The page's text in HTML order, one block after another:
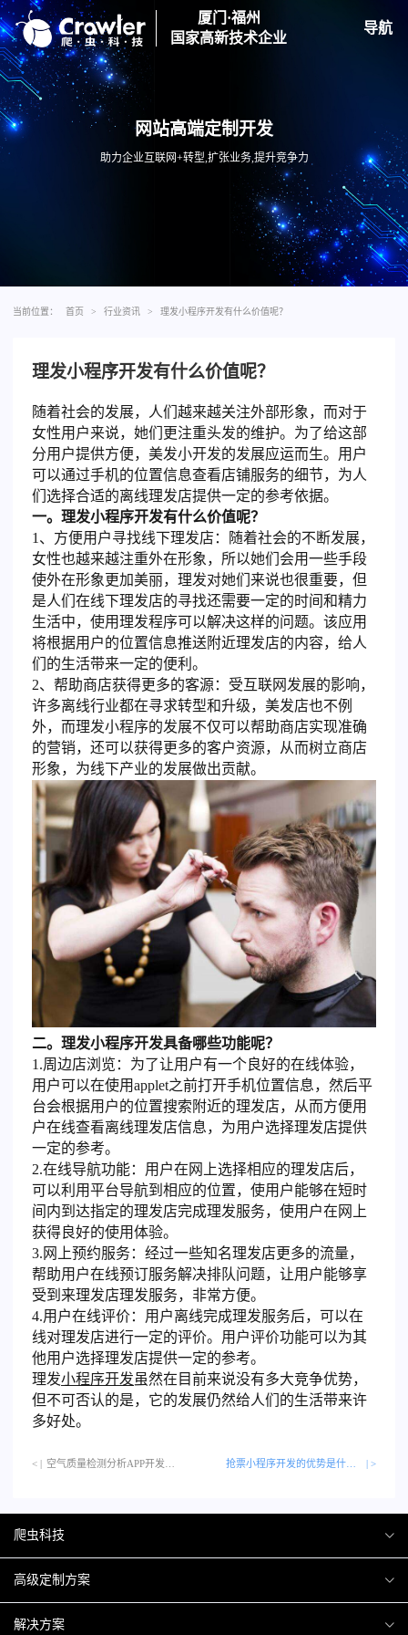
厦门·福州
国家高新技术企业
导航
网站高端定制开发
助力企业互联网+转型,扩张业务,提升竞争力
当前位置： 首页 > 行业资讯 > 理发小程序开发有什么价值呢？
理发小程序开发有什么价值呢？
随着社会的发展，人们越来越关注外部形象，而对于
女性用户来说，她们更注重头发的维护。为了给这部
分用户提供方便，美发小开发的发展应运而生。用户
可以通过手机的位置信息查看店铺服务的细节，为人
们选择合适的离线理发店提供一定的参考依据。
一。理发小程序开发有什么价值呢？
1、方便用户寻找线下理发店：随着社会的不断发展，
女性也越来越注重外在形象，所以她们会用一些手段
使外在形象更加美丽，理发对她们来说也很重要，但
是人们在线下理发店的寻找还需要一定的时间和精力
生活中，使用理发程序可以解决这样的问题。该应用
将根据用户的位置信息推送附近理发店的内容，给人
们的生活带来一定的便利。
2、帮助商店获得更多的客源：受互联网发展的影响，
许多离线行业都在寻求转型和升级，美发店也不例
外，而理发小程序的发展不仅可以帮助商店实现准确
的营销，还可以获得更多的客户资源，从而树立商店
形象，为线下产业的发展做出贡献。
二。理发小程序开发具备哪些功能呢？
1.周边店浏览：为了让用户有一个良好的在线体验，
用户可以在使用applet之前打开手机位置信息，然后平
台会根据用户的位置搜索附近的理发店，从而方便用
户在线查看离线理发店信息，为用户选择理发店提供
一定的参考。
2.在线导航功能：用户在网上选择相应的理发店后，
可以利用平台导航到相应的位置，使用户能够在短时
间内到达指定的理发店完成理发服务，使用户在网上
获得良好的使用体验。
3.网上预约服务：经过一些知名理发店更多的流量，
帮助用户在线预订服务解决排队问题，让用户能够享
受到来理发店理发服务，非常方便。
4.用户在线评价：用户离线完成理发服务后，可以在
线对理发店进行一定的评价。用户评价功能可以为其
他用户选择理发店提供一定的参考。
理发小程序开发虽然在目前来说没有多大竞争优势，
但不可否认的是，它的发展仍然给人们的生活带来许
多好处。
< | | >
爬虫科技
爬虫案例
关于爬虫
高级定制方案
H5互动营销
解决方案